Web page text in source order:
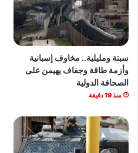
سبتة ومليلية.. مخاوف إسبانية
وأزمة طاقة وجفاف يهيمن على
الصحافة الدولية
منذ 19 دقيقة